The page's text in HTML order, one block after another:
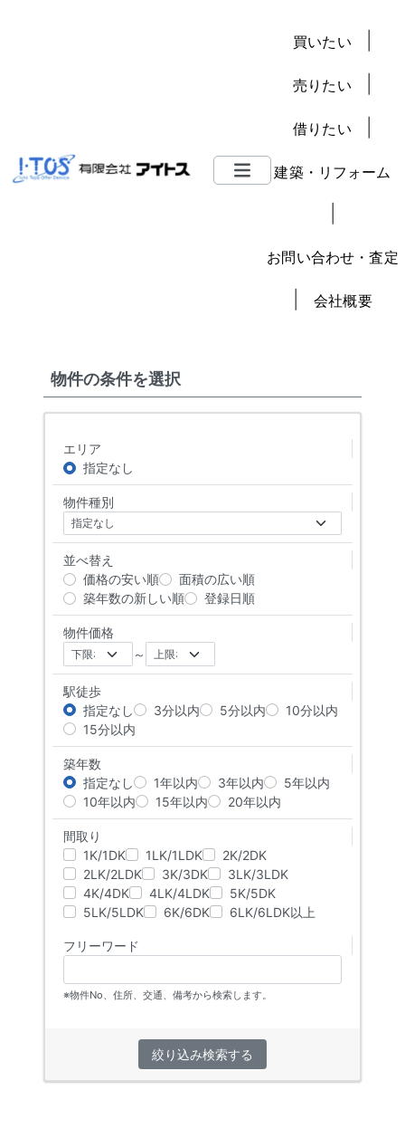
買いたい
売りたい
借りたい
建築・リフォーム
お問い合わせ・査定
会社概要
買いたい
建築・リフォーム
会社概要
物件の条件を選択
エリア
指定なし
物件種別
並べ替え
価格の安い順
面積の広い順
築年数の新しい順
登録日順
物件価格
～
駅徒歩
指定なし
3分以内 5分以内
10分以内
15分以内
築年数
指定なし
1年以内 3年以内
5年以内
10年以内
15年以内 20年以内
間取り
1K/1DK
1LK/1LDK
2K/2DK
2LK/2LDK
3K/3DK
3LK/3LDK
4K/4DK
4LK/4LDK
5K/5DK
5LK/5LDK
6K/6DK 6LK/6LDK以上
フリーワード
※物件No、住所、交通、備考から検索します。
絞り込み検索する